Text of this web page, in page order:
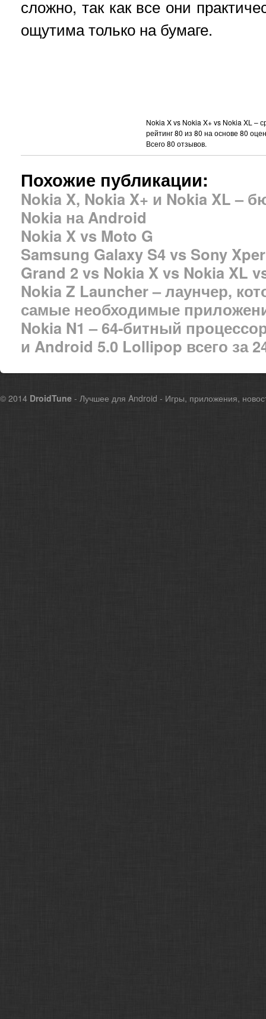
сложно, так как все они
ощутима только на бумаге.
Nokia X vs Nokia X+ vs Nokia XL –
рейтинг80 из 80 на основе 80
Всего80 отзывов.
Похожие публикации:
Nokia X, Nokia X+ и Nokia XL –
Nokia на Android
Nokia X vs Moto G
Samsung Galaxy S4 vs Sony
Grand 2 vs Nokia X vs Nokia XL
Nokia Z Launcher – лаунчер,
самые необходимые
Nokia N1 – 64-битный
и Android 5.0 Lollipop всего за
© 2014 DroidTune - Лучшее для Android - Игры, приложения,